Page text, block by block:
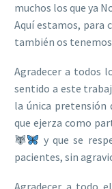
muchos los que ya
Aquí estamos, para
también os
Agradecer a todos
sentido a este
la única pretensión
que ejerza como
y que se
pacientes, sin
Agradecer a todo